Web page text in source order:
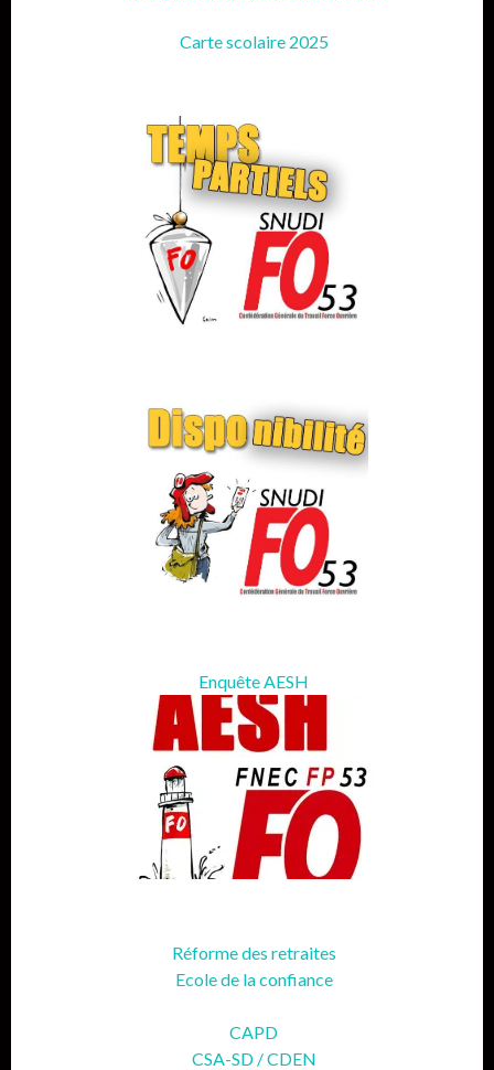
Carte scolaire 2025
Enquête AESH
Réforme des retraites
Ecole de la confiance
CAPD
CSA-SD / CDEN